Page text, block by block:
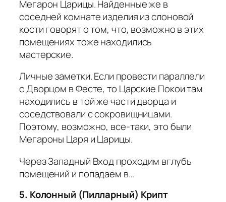
Мегарон Царицы. Найденные же в
соседней комнате изделия из слоновой
кости говорят о том, что, возможно в этих
помещениях тоже находились
мастерские.
Личные заметки.Если провести параллели
с Дворцом в Фесте, то Царские Покои там
находились в той же части дворца и
соседствовали с сокровищницами.
Поэтому, возможно, все-таки, это были
Мегароны Царя и Царицы.
Через Западный Вход проходим вглубь
помещений и попадаем в…
5. Колонный (Пилларный) Крипт